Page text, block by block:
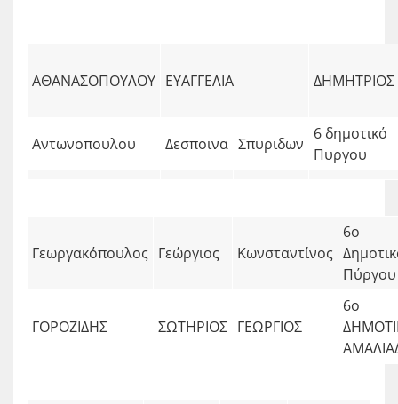
ΑΘΑΝΑΣΟΠΟΥΛΟΥ ΕΥΑΓΓΕΛΙΑ ΔΗΜΗΤΡΙΟΣ
Αντωνοπουλου Δεσποινα Σπυριδων
6 δημοτικό
Πυργου
Γεωργακόπουλος Γεώργιος Κωνσταντίνος
6ο
Πύργου
ΓΟΡΟΖΙΔΗΣ ΣΩΤΗΡΙΟΣ ΓΕΩΡΓΙΟΣ
6ο